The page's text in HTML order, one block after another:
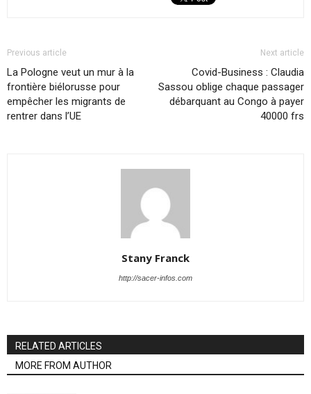
Previous article
La Pologne veut un mur à la
frontière biélorusse pour
empêcher les migrants de
rentrer dans l’UE
Next article
Covid-Business : Claudia
Sassou oblige chaque passager
débarquant au Congo à payer
40000 frs
Stany Franck
http://sacer-infos.com
RELATED ARTICLES
MORE FROM AUTHOR